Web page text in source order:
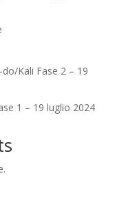
Kali Fase 2 – 19
1 – 19 luglio 2024